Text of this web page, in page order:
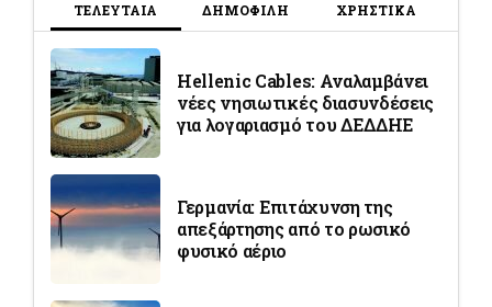
ΤΕΛΕΥΤΑΙΑ ΔΗΜΟΦΙΛΗ ΧΡΗΣΤΙΚΑ
Hellenic Cables: Αναλαμβάνει
νέες νησιωτικές διασυνδέσεις
για λογαριασμό του ΔΕΔΔΗΕ
Γερμανία: Επιτάχυνση της
απεξάρτησης από το ρωσικό
φυσικό αέριο